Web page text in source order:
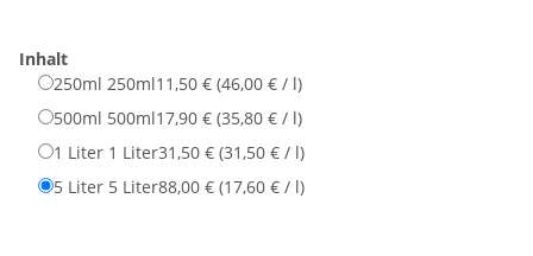
Inhalt
250ml 250ml11,50 € (46,00 € / l)
500ml 500ml17,90 € (35,80 € / l)
1 Liter 1 Liter31,50 € (31,50 € / l)
5 Liter 5 Liter88,00 € (17,60 € / l)